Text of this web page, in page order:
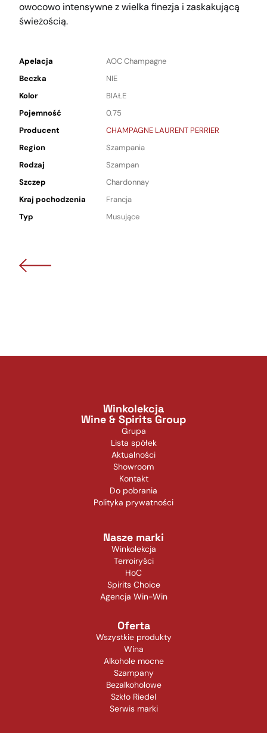
owocowo intensywne z wielka finezja i zaskakującą
świeżością.
Apelacja
AOC Champagne
Beczka
NIE
Kolor
BIAŁE
Pojemność
0.75
Producent
CHAMPAGNE LAURENT PERRIER
Region
Szampania
Rodzaj
Szampan
Szczep
Chardonnay
Kraj pochodzenia
Francja
Typ
Musujące
Winkolekcja
Wine & Spirits Group
Grupa
Lista spółek
Aktualności
Showroom
Kontakt
Do pobrania
Polityka prywatności
Nasze marki
Winkolekcja
Terroiryści
HoC
Spirits Choice
Agencja Win-Win
Oferta
Wszystkie produkty
Wina
Alkohole mocne
Szampany
Bezalkoholowe
Szkło Riedel
Serwis marki